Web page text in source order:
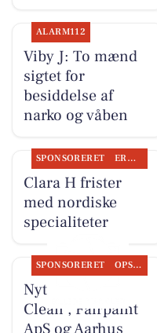
ALARM112
Viby J: To mænd
sigtet for
besiddelse af
narko og våben
SPONSORERET ERHVERV
Clara H frister
med nordiske
specialiteter
SPONSORERET OPSLAGSTAVLEN
Nyt fra Classic
Clean , Fairpaint